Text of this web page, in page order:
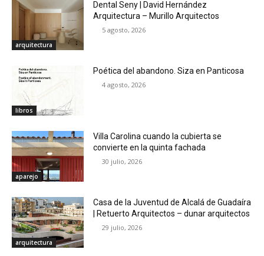
arquitectura
Dental Seny | David Hernández
Arquitectura – Murillo Arquitectos
5 agosto, 2026
libros
Poética del abandono. Siza en Panticosa
4 agosto, 2026
aparejo
Villa Carolina cuando la cubierta se
convierte en la quinta fachada
30 julio, 2026
arquitectura
Casa de la Juventud de Alcalá de Guadaíra
| Retuerto Arquitectos – dunar arquitectos
29 julio, 2026